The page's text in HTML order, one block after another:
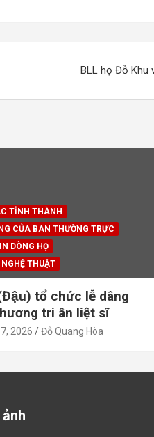
BLL họ Đỗ Khu
TỈNH THÀNH
CỦA BAN THƯỜNG TRỰC
DÒNG HỌ
THUẬT
tổ chức lễ dâng
tri ân liệt sĩ
2026 Đỗ Quang Hòa